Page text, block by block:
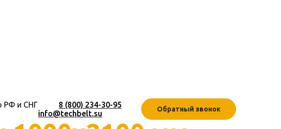
РФ и СНГ
8 (800) 234-30-95
info@techbelt.su
Обратный звонок